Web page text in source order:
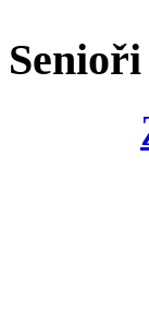
Senioři